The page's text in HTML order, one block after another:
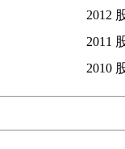
2012
2011
2010